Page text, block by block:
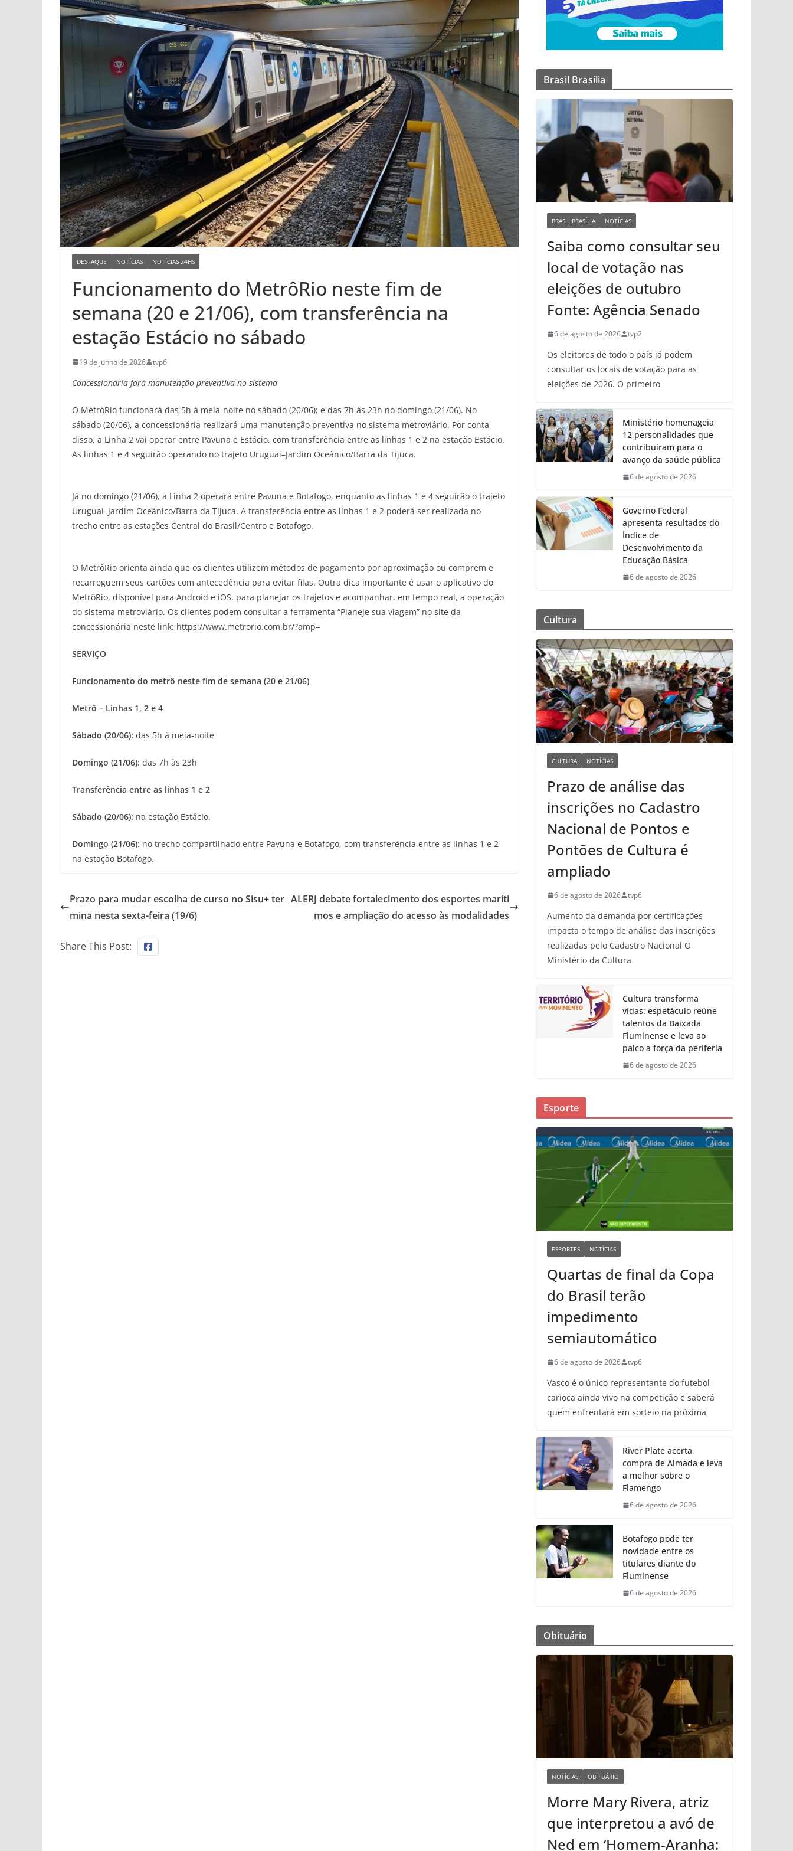
DESTAQUE NOTÍCIAS NOTÍCIAS 24HS
Funcionamento do MetrôRio neste fim de
semana (20 e 21/06), com transferência na
estação Estácio no sábado
19 de junho de 2026 tvp6
Concessionária fará manutenção preventiva no sistema
O MetrôRio funcionará das 5h à meia-noite no sábado (20/06); e das 7h às 23h no domingo (21/06). No
sábado (20/06), a concessionária realizará uma manutenção preventiva no sistema metroviário. Por conta
disso, a Linha 2 vai operar entre Pavuna e Estácio, com transferência entre as linhas 1 e 2 na estação Estácio.
As linhas 1 e 4 seguirão operando no trajeto Uruguai–Jardim Oceânico/Barra da Tijuca.
Já no domingo (21/06), a Linha 2 operará entre Pavuna e Botafogo, enquanto as linhas 1 e 4 seguirão o trajeto
Uruguai–Jardim Oceânico/Barra da Tijuca. A transferência entre as linhas 1 e 2 poderá ser realizada no
trecho entre as estações Central do Brasil/Centro e Botafogo.
O MetrôRio orienta ainda que os clientes utilizem métodos de pagamento por aproximação ou comprem e
recarreguem seus cartões com antecedência para evitar filas. Outra dica importante é usar o aplicativo do
MetrôRio, disponível para Android e iOS, para planejar os trajetos e acompanhar, em tempo real, a operação
do sistema metroviário. Os clientes podem consultar a ferramenta “Planeje sua viagem” no site da
concessionária neste link: https://www.metrorio.com.br/?amp=
SERVIÇO
Funcionamento do metrô neste fim de semana (20 e 21/06)
Metrô – Linhas 1, 2 e 4
Sábado (20/06): das 5h à meia-noite
Domingo (21/06): das 7h às 23h
Transferência entre as linhas 1 e 2
Sábado (20/06): na estação Estácio.
Domingo (21/06): no trecho compartilhado entre Pavuna e Botafogo, com transferência entre as linhas 1 e 2
na estação Botafogo.
Prazo para mudar escolha de curso no Sisu+ ter
mina nesta sexta-feira (19/6)
ALERJ debate fortalecimento dos esportes maríti
mos e ampliação do acesso às modalidades
Share This Post:
Brasil Brasília
BRASIL BRASÍLIA NOTÍCIAS
Saiba como consultar seu
local de votação nas
eleições de outubro
Fonte: Agência Senado
6 de agosto de 2026 tvp2
Os eleitores de todo o país já podem
consultar os locais de votação para as
eleições de 2026. O primeiro
Ministério homenageia
12 personalidades que
contribuíram para o
avanço da saúde pública
6 de agosto de 2026
Governo Federal
apresenta resultados do
Índice de
Desenvolvimento da
Educação Básica
6 de agosto de 2026
Cultura
CULTURA NOTÍCIAS
Prazo de análise das
inscrições no Cadastro
Nacional de Pontos e
Pontões de Cultura é
ampliado
6 de agosto de 2026 tvp6
Aumento da demanda por certificações
impacta o tempo de análise das inscrições
realizadas pelo Cadastro Nacional O
Ministério da Cultura
Cultura transforma
vidas: espetáculo reúne
talentos da Baixada
Fluminense e leva ao
palco a força da periferia
6 de agosto de 2026
Esporte
ESPORTES NOTÍCIAS
Quartas de final da Copa
do Brasil terão
impedimento
semiautomático
6 de agosto de 2026 tvp6
Vasco é o único representante do futebol
carioca ainda vivo na competição e saberá
quem enfrentará em sorteio na próxima
River Plate acerta
compra de Almada e leva
a melhor sobre o
Flamengo
6 de agosto de 2026
Botafogo pode ter
novidade entre os
titulares diante do
Fluminense
6 de agosto de 2026
Obituário
NOTÍCIAS OBITUÁRIO
Morre Mary Rivera, atriz
que interpretou a avó de
Ned em ‘Homem-Aranha: